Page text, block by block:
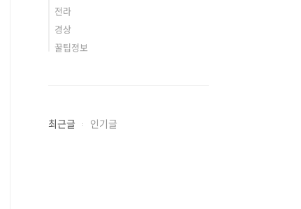
전라
경상
꿀팁정보
최근글 인기글